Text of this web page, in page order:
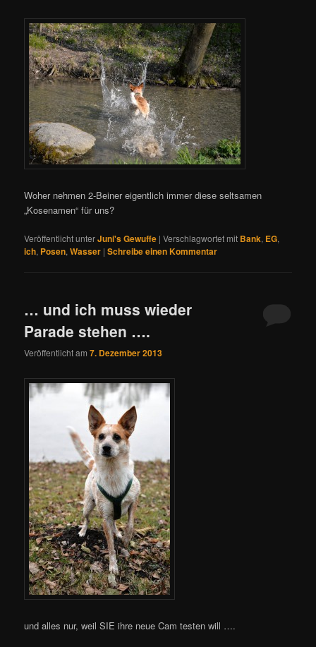
Woher nehmen 2-Beiner eigentlich immer diese seltsamen
„Kosenamen“ für uns?
Veröffentlicht unterJuni's Gewuffe |Verschlagwortet mit Bank, EG,
ich, Posen,Wasser |Schreibe einen Kommentar
… und ich muss wieder
Parade stehen ….
Veröffentlicht am7. Dezember 2013
und alles nur, weil SIE ihre neue Cam testen will ….